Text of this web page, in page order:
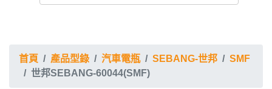
首頁 產品型錄 汽車電瓶 SEBANG-世邦
SMF
世邦SEBANG-60044(SMF)